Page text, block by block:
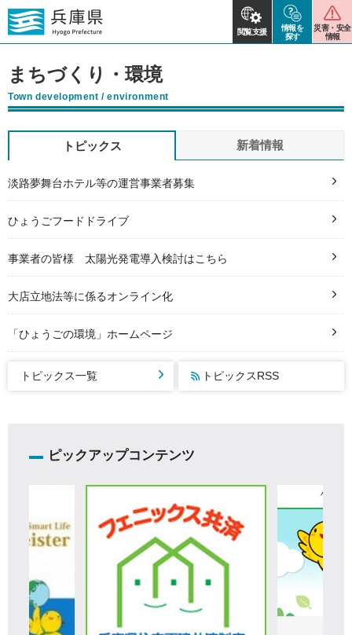
閲覧支援
情報を
探す
災害・安全
情報
まちづくり・環境
Town development / environment
トピックス
淡路夢舞台ホテル等の運営事業者募集
ひょうごフードドライブ
事業者の皆様 太陽光発電導入検討はこちら
大店立地法等に係るオンライン化
「ひょうごの環境」ホームページ
トピックス一覧 トピックスRSS
新着情報
ピックアップコンテンツ